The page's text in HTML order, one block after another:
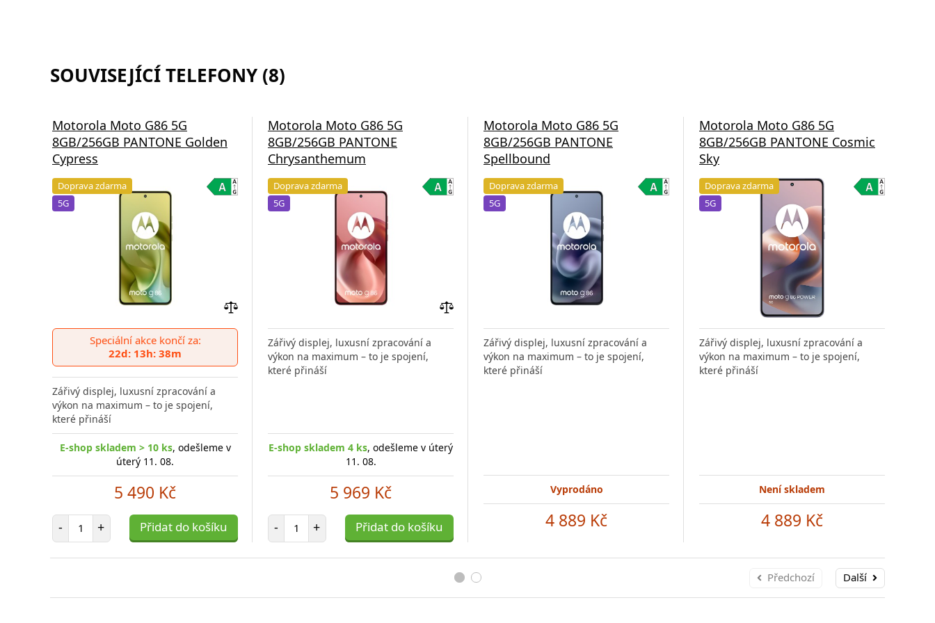
SOUVISEJÍCÍ TELEFONY (8)
Motorola Moto G86 5G
8GB/256GB PANTONE Golden
Cypress
Doprava zdarma
5G
do
porovnání
Speciální akce končí za:
22d: 13h: 38m
Zářivý displej, luxusní zpracování a
výkon na maximum – to je spojení,
které přináší
E-shop skladem > 10 ks, odešleme v
úterý 11. 08.
5 490 Kč
- Počet položek
+ Přidat do košíku
Motorola Moto G86 5G
8GB/256GB PANTONE
Chrysanthemum
Doprava zdarma
5G
porovnání
Zářivý displej, luxusní zpracování a
výkon na maximum – to je spojení,
které přináší
E-shop skladem 4 ks, odešleme v úterý
11. 08.
5 969 Kč
- Počet položek
+ Přidat do košíku
Motorola Moto G86 5G
8GB/256GB PANTONE
Spellbound
Doprava zdarma
5G
Zářivý displej, luxusní zpracování a
výkon na maximum – to je spojení,
které přináší
Vyprodáno
4 889 Kč
Motorola Moto G86 5G
8GB/256GB PANTONE Cosmic
Sky
Doprava zdarma
5G
Zářivý displej, luxusní zpracování a
výkon na maximum – to je spojení,
které přináší
Není skladem
4 889 Kč
Předchozí Další